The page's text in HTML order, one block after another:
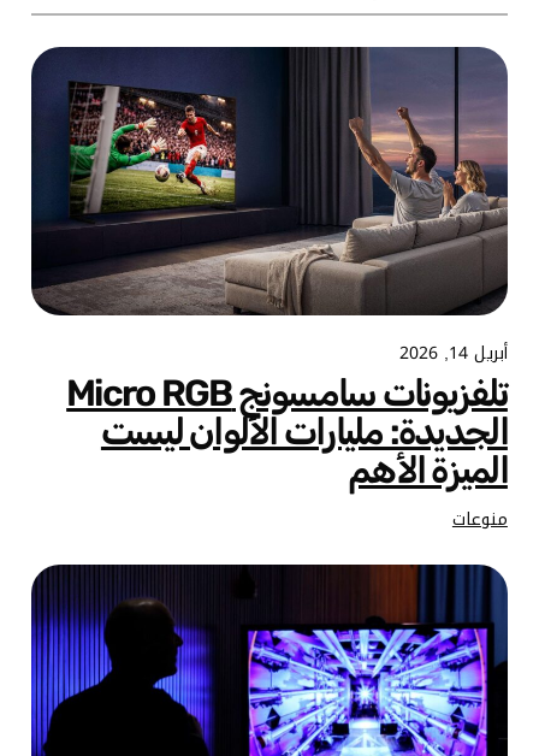
أبريل 14, 2026
تلفزيونات سامسونج Micro RGB
الجديدة: مليارات الألوان ليست
الميزة الأهم
منوعات